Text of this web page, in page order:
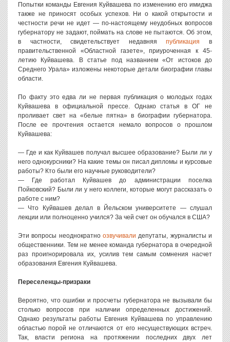
Попытки команды Евгения Куйвашева по изменению его имиджа
также не приносят особых успехов. Ни о какой открытости и
честности речи не идет — по-настоящему неудобных вопросов
губернатору не задают, поймать на слове не пытаются. Об этом,
в частности, свидетельствует недавняяпубликация
в
правительственной «Областной газете», приуроченная к 45-
летию Куйвашева. В статье под названием «От истоков до
Среднего Урала» изложены некоторые детали биографии главы
области.
По факту это едва ли не первая публикация о молодых годах
Куйвашева в официальной прессе. Однако статья в ОГ не
проливает свет на «белые пятна» в биографии губернатора.
После ее прочтения остается немало вопросов о прошлом
Куйвашева:
— Где и как Куйвашев получал высшее образование? Были ли у
него однокурсники? На какие темы он писал дипломы и курсовые
работы? Кто были его научные руководители?
— Где работал Куйвашев до администрации поселка
Пойковский? Были ли у него коллеги, которые могут рассказать о
работе с ним?
— Что Куйвашев делал в Йельском университете — слушал
лекции или полноценно учился? За чей счет он обучался в США?
Эти вопросы неоднократно озвучивали депутаты, журналисты и
общественники. Тем не менее команда губернатора в очередной
раз проигнорировала их, усилив тем самым сомнения насчет
образования Евгения Куйвашева.
Переселенцы-призраки
Вероятно, что ошибки и просчеты губернатора не вызывали бы
столько вопросов при наличии определенных достижений.
Однако результаты работы Евгения Куйвашева по управлению
областью порой не отличаются от его несуществующих встреч.
Так, власти региона на протяжении последних двух лет